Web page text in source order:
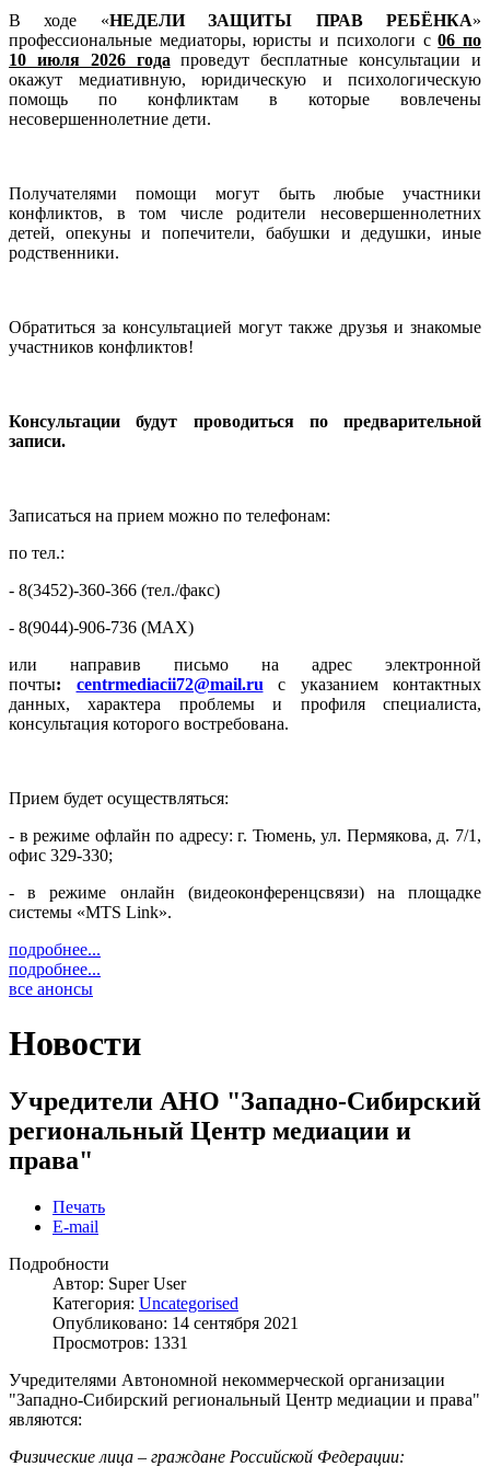
В ходе «НЕДЕЛИ ЗАЩИТЫ ПРАВ РЕБЁНКА»
профессиональные медиаторы, юристы и психологи с06 по
10 июля 2026 года проведут бесплатные консультации и
окажут медиативную, юридическую и психологическую
помощь по конфликтам в которые вовлечены
несовершеннолетние дети.
Получателями помощи могут быть любые участники
конфликтов, в том числе родители несовершеннолетних
детей, опекуны и попечители, бабушки и дедушки, иные
родственники.
Обратиться за консультацией могут также друзья и знакомые
участников конфликтов!
Консультации будут проводиться по предварительной
записи.
Записаться на прием можно по телефонам:
по тел.:
- 8(3452)-360-366 (тел./факс)
- 8(9044)-906-736 (MAX)
или направив письмо на адрес электронной
почты: centrmediacii72@mail.ru с указанием контактных
данных, характера проблемы и профиля специалиста,
консультация которого востребована.
Прием будет осуществляться:
- в режиме офлайн по адресу: г. Тюмень, ул. Пермякова, д. 7/1,
офис 329-330;
- в режиме онлайн (видеоконференцсвязи) на площадке
системы «MTS Link».
подробнее...
подробнее...
все анонсы
Новости
Учредители АНО "Западно-Сибирский
региональный Центр медиации и
права"
Печать
E-mail
Подробности
Автор: Super User
Категория: Uncategorised
Опубликовано: 14 сентября 2021
Просмотров: 1331
Учредителями Автономной некоммерческой организации
"Западно-Сибирский региональный Центр медиации и права"
являются:
Физические лица – граждане Российской Федерации: